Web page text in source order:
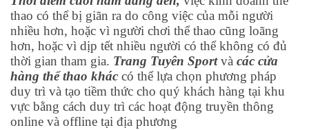
thao có thể bị giãn ra do công việc của mỗi người
nhiều hơn, hoặc vì người chơi thể thao cũng loãng
hơn, hoặc vì dịp tết nhiều người có thể không có đủ
thời gian tham gia. Trang Tuyên Sportvà các cửa
hàng thể thao khác có thể lựa chọn phương pháp
duy trì và tạo tiềm thức cho quý khách hàng tại khu
vực bằng cách duy trì các hoạt động truyền thông
online và offline tại địa phương